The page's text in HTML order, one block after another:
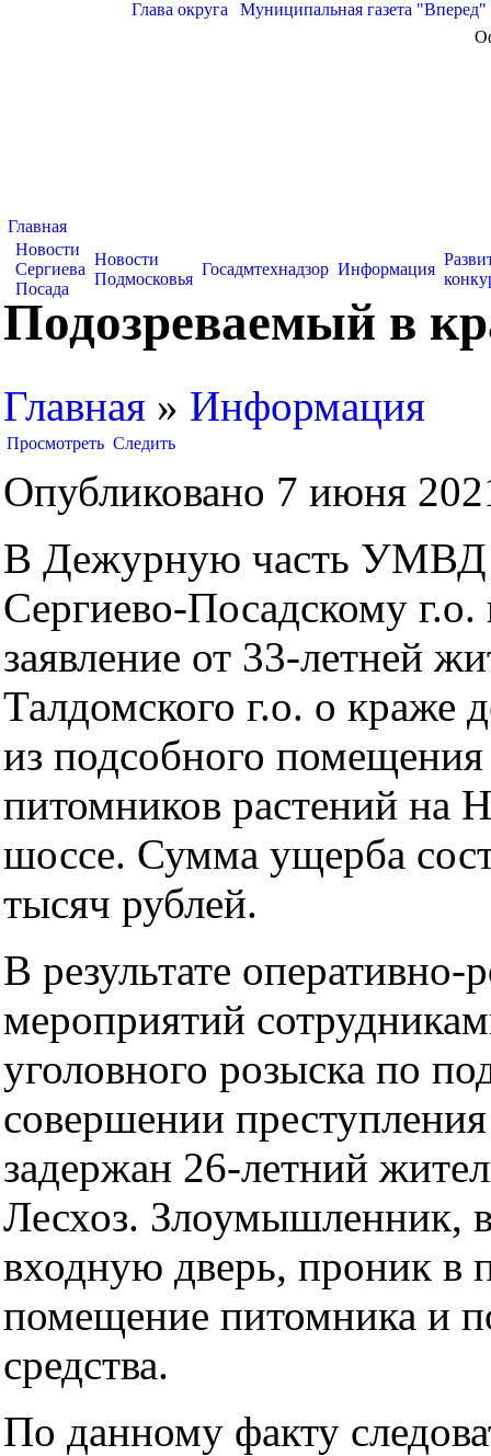
Глава округа Муниципальная газета "Вперед"
Главная
Новости
Сергиева
Посада
Новости
Подмосковья
Госадмтехнадзор Информация
Подозреваемый в
Главная » Информация
Просмотреть Следить
Опубликовано 7 июня
В Дежурную часть УМВД
Сергиево-Посадскому г.о.
заявление от 33-летней
Талдомского г.о. о краже
из подсобного помещения
питомников растений на
шоссе. Сумма ущерба
тысяч рублей.
В результате
мероприятий
уголовного розыска по
совершении
задержан 26-летний
Лесхоз. Злоумышленник,
входную дверь, проник в
помещение питомника и
средства.
По данному факту